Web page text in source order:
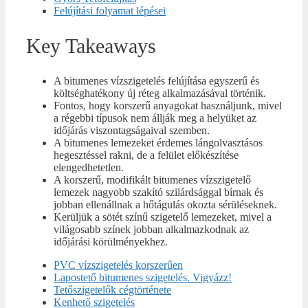
Felújítási folyamat lépései
Key Takeaways
A bitumenes vízszigetelés felújítása egyszerű és
költséghatékony új réteg alkalmazásával történik.
Fontos, hogy korszerű anyagokat használjunk, mivel
a régebbi típusok nem állják meg a helyüket az
időjárás viszontagságaival szemben.
A bitumenes lemezeket érdemes lángolvasztásos
hegesztéssel rakni, de a felület előkészítése
elengedhetetlen.
A korszerű, modifikált bitumenes vízszigetelő
lemezek nagyobb szakító szilárdsággal bírnak és
jobban ellenállnak a hőtágulás okozta sérüléseknek.
Kerüljük a sötét színű szigetelő lemezeket, mivel a
világosabb színek jobban alkalmazkodnak az
időjárási körülményekhez.
PVC vízszigetelés korszerűen
Lapostető bitumenes szigetelés. Vigyázz!
Tetőszigetelők cégtörténete
Kenhető szigetelés